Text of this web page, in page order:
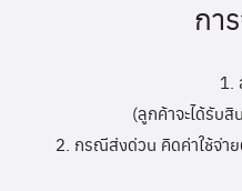
กา
1.
(ลูกค้าจะได้รับ
2. กรณีส่งด่วน คิดค่าใช้จ่าย